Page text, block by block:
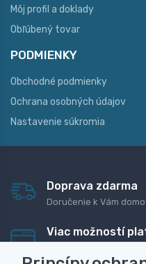
Môj profil a doklady
Obľúbený tovar
PODMIENKY
Obchodné podmienky
Ochrana osobných údajov
Nastavenie súkromia
Doprava zdarma
Doručenie k Vám
Viac možností
dobierku